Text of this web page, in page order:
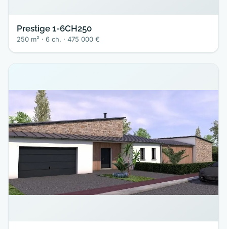
Prestige 1-6CH250
250 m² · 6 ch. · 475 000 €